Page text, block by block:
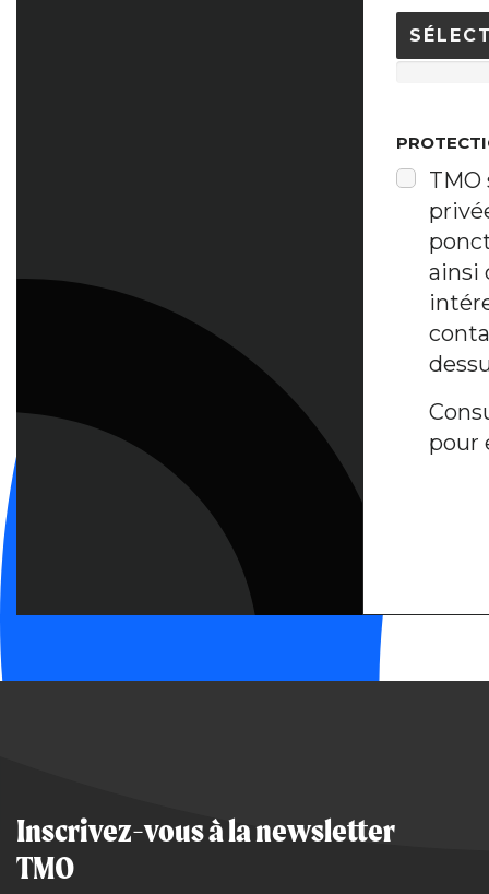
ainsi
pour
Inscrivez-vous à la newsletter
TMO